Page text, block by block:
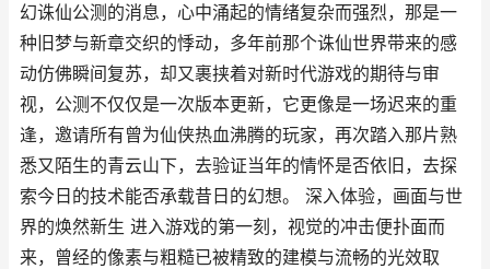
幻诛仙公测的消息，心中涌起的情绪复杂而强烈，那是一
种旧梦与新章交织的悸动，多年前那个诛仙世界带来的感
动仿佛瞬间复苏，却又裹挟着对新时代游戏的期待与审
视，公测不仅仅是一次版本更新，它更像是一场迟来的重
逢，邀请所有曾为仙侠热血沸腾的玩家，再次踏入那片熟
悉又陌生的青云山下，去验证当年的情怀是否依旧，去探
索今日的技术能否承载昔日的幻想。 深入体验，画面与世
界的焕然新生 进入游戏的第一刻，视觉的冲击便扑面而
来，曾经的像素与粗糙已被精致的建模与流畅的光效取